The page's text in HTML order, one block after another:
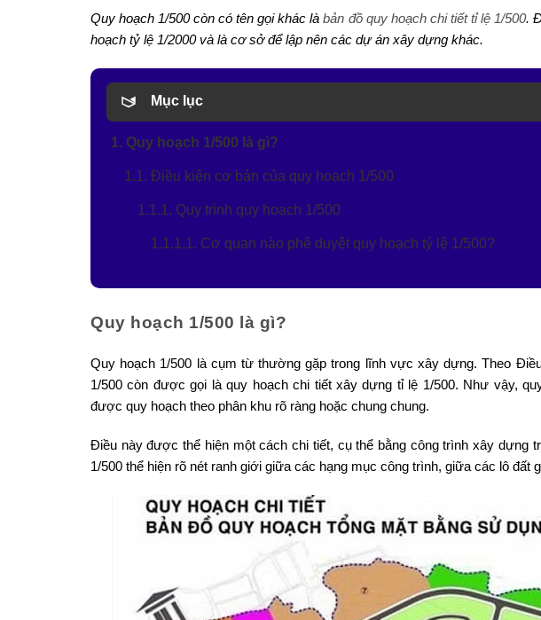
Quy hoạch 1/500 còn có tên gọi khác làbản đồ quy hoạch chi tiết tỉ lệ 1/500.
hoạch tỷ lệ 1/2000 và là cơ sở để lập nên các dự án xây dựng khác.
Mục lục
1. Quy hoạch 1/500 là gì?
1.1. Điều kiện cơ bản của quy hoạch 1/500
1.1.1. Quy trình quy hoạch 1/500
1.1.1.1. Cơ quan nào phê duyệt quy hoạch tỷ lệ 1/500?
Quy hoạch 1/500 là gì?
Quy hoạch 1/500 là cụm từ thường gặp trong lĩnh vực xây dựng. Theo
1/500 còn được gọi là quy hoạch chi tiết xây dựng tỉ lệ 1/500. Như vậy,
được quy hoạch theo phân khu rõ ràng hoặc chung chung.
Điều này được thể hiện một cách chi tiết, cụ thể bằng công trình xây dựng
1/500 thể hiện rõ nét ranh giới giữa các hạng mục công trình, giữa các lô đất